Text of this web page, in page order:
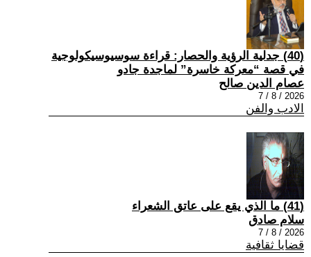
(40) جدلية الرؤية والحصار: قراءة سوسيوسيكولوجية
في قصة “معركة خاسرة” لماجدة جادو
عصام الدين صالح
2026 / 8 / 7
الادب والفن
(41) ما الذي يقع على عاتق الشعراء
سلام صادق
2026 / 8 / 7
قضايا ثقافية